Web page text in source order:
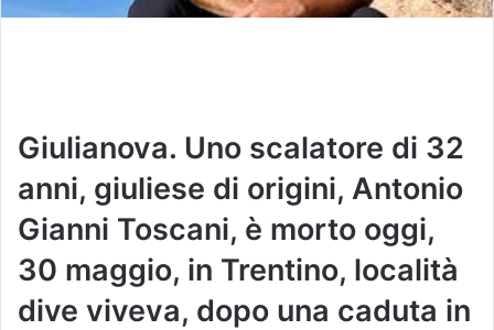
Giulianova. Uno scalatore di 32
anni, giuliese di origini, Antonio
Gianni Toscani, è morto oggi,
30 maggio, in Trentino, località
dive viveva, dopo una caduta in